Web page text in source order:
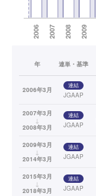
年 連単・基準
2006年3月
連結
JGAAP
2007年3月
↓
2008年3月
連結
JGAAP
2009年3月
↓
2014年3月
連結
JGAAP
2015年3月
↓
2018年3月
連結
JGAAP